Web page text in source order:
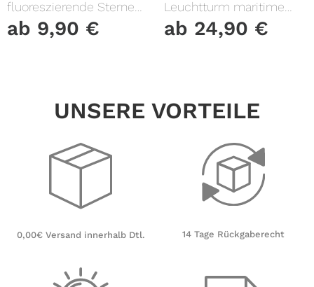
fluoreszierende Sterne
und Punkte leuchten im
Dunklen Kinderzimmer
ab 9,90 €
Leuchtturm maritime
Fensterfolie Fensterdeko
Milchglasfolie
ab 24,90 €
UNSERE VORTEILE
0,00€ Versand innerhalb Dtl. 14 Tage Rückgaberecht